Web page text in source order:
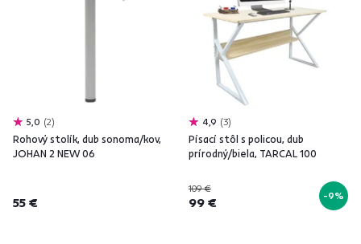
5,0 2
Rohový stolík, dub sonoma/kov,
JOHAN 2 NEW 06
55 €
4,9 3
Písací stôl s policou, dub
prírodný/biela, TARCAL 100
109 €
99 € -9%